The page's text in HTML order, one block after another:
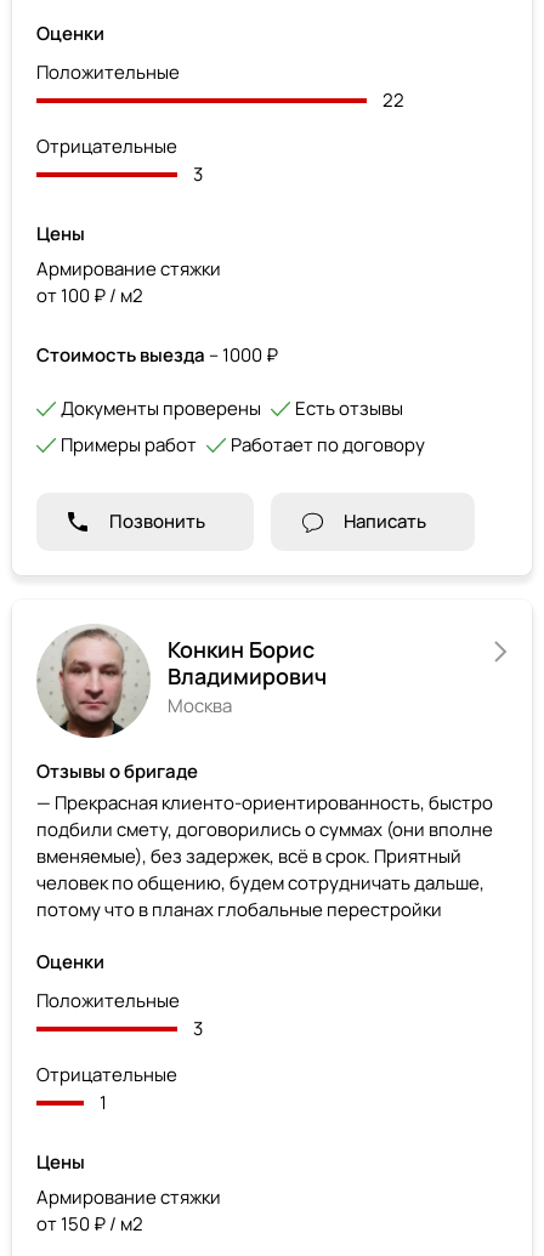
Оценки
Положительные
22
Отрицательные
3
Цены
Армирование стяжки
от 100 ₽ / м2
Стоимость выезда – 1000 ₽
Документы проверены
Есть отзывы
Примеры работ
Работает по договору
Позвонить Написать
Конкин Борис
Владимирович
Москва
Отзывы о бригаде
— Прекрасная клиенто-ориентированность, быстро
подбили смету, договорились о суммах (они вполне
вменяемые), без задержек, всё в срок. Приятный
человек по общению, будем сотрудничать дальше,
потому что в планах глобальные перестройки
Оценки
Положительные
3
Отрицательные
1
Цены
Армирование стяжки
от 150 ₽ / м2